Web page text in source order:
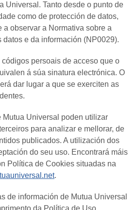
Universal. Tanto desde o punto de
como de protección de datos,
a observar a Normativa sobre a
e da información (NP0029).
persoais de acceso que o
á súa sinatura electrónica. O
dar lugar a que se exerciten as
Mutua Universal poden utilizar
para analizar e mellorar, de
publicados. A utilización dos
do seu uso. Encontrará máis
Política de Cookies situadas na
.
de información de Mutua Universal